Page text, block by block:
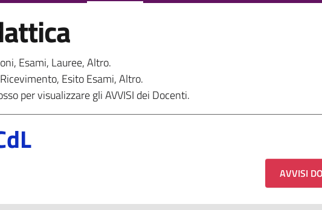
Esami, Lauree, Altro.
Esito Esami, Altro.
per visualizzare gli AVVISI dei Docenti.
AVVISI